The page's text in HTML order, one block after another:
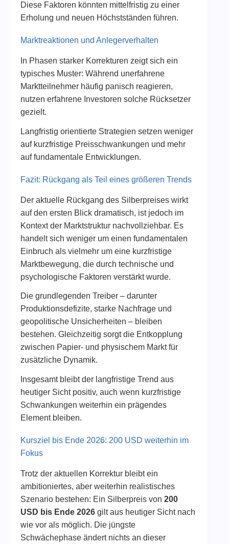
Diese Faktoren könnten mittelfristig zu einer
Erholung und neuen Höchstständen führen.
Marktreaktionen und Anlegerverhalten
In Phasen starker Korrekturen zeigt sich ein
typisches Muster: Während unerfahrene
Marktteilnehmer häufig panisch reagieren,
nutzen erfahrene Investoren solche Rücksetzer
gezielt.
Langfristig orientierte Strategien setzen weniger
auf kurzfristige Preisschwankungen und mehr
auf fundamentale Entwicklungen.
Fazit: Rückgang als Teil eines größeren Trends
Der aktuelle Rückgang des Silberpreises wirkt
auf den ersten Blick dramatisch, ist jedoch im
Kontext der Marktstruktur nachvollziehbar. Es
handelt sich weniger um einen fundamentalen
Einbruch als vielmehr um eine kurzfristige
Marktbewegung, die durch technische und
psychologische Faktoren verstärkt wurde.
Die grundlegenden Treiber – darunter
Produktionsdefizite, starke Nachfrage und
geopolitische Unsicherheiten – bleiben
bestehen. Gleichzeitig sorgt die Entkopplung
zwischen Papier- und physischem Markt für
zusätzliche Dynamik.
Insgesamt bleibt der langfristige Trend aus
heutiger Sicht positiv, auch wenn kurzfristige
Schwankungen weiterhin ein prägendes
Element bleiben.
Kursziel bis Ende 2026: 200 USD weiterhin im
Fokus
Trotz der aktuellen Korrektur bleibt ein
ambitioniertes, aber weiterhin realistisches
Szenario bestehen: Ein Silberpreis von 200
USD bis Ende 2026 gilt aus heutiger Sicht nach
wie vor als möglich. Die jüngste
Schwächephase ändert nichts an dieser